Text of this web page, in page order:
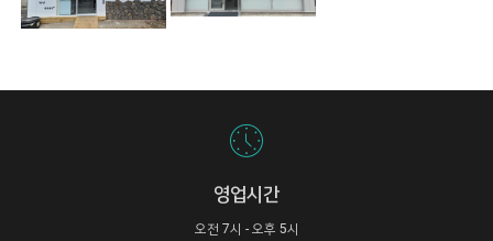
영업시간
오전 7시 - 오후 5시